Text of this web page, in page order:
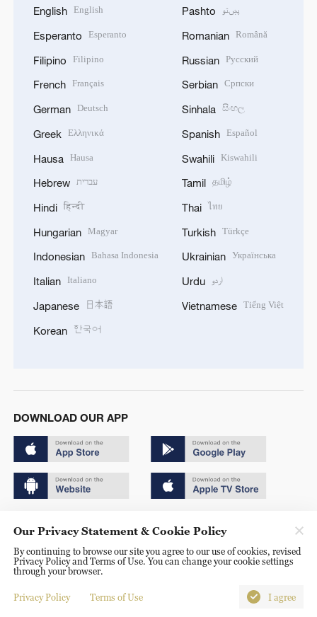
English English
Esperanto Esperanto
Filipino Filipino
French Français
German Deutsch
Greek Ελληνικά
Hausa Hausa
Hebrew עברית
Hindi हिन्दी
Hungarian Magyar
Indonesian Bahasa Indonesia
Italian Italiano
Japanese 日本語
Korean 한국어
Pashto پښتو
Romanian Română
Russian Русский
Serbian Српски
Sinhala සිංහල
Spanish Español
Swahili Kiswahili
Tamil தமிழ்
Thai ไทย
Turkish Türkçe
Ukrainian Українська
Urdu اردو
Vietnamese Tiếng Việt
DOWNLOAD OUR APP
京ICP备20000184号
京公网安备 11010502050052号
Disinformation report hotline: 010-85061466
Our Privacy Statement & Cookie Policy
By continuing to browse our site you agree to our use of cookies, revised
Privacy Policy and Terms of Use. You can change your cookie settings
through your browser.
Privacy Policy Terms of Use I agree